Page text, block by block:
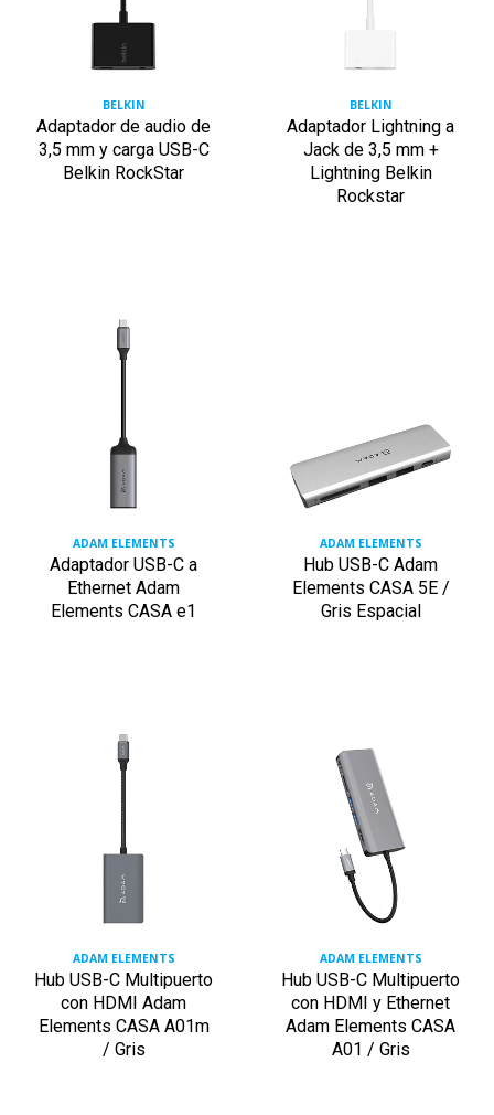
BELKIN
Adaptador de audio de
3,5 mm y carga USB-C
Belkin RockStar
BELKIN
Adaptador Lightning a
Jack de 3,5 mm +
Lightning Belkin
Rockstar
ADAM ELEMENTS
Adaptador USB-C a
Ethernet Adam
Elements CASA e1
ADAM ELEMENTS
Hub USB-C Adam
Elements CASA 5E /
Gris Espacial
ADAM ELEMENTS
Hub USB-C Multipuerto
con HDMI Adam
Elements CASA A01m
/ Gris
ADAM ELEMENTS
Hub USB-C Multipuerto
con HDMI y Ethernet
Adam Elements CASA
A01 / Gris